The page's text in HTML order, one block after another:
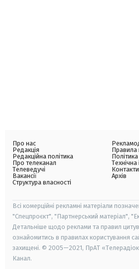
Про нас
Редакція
Редакційна політика
Про телеканал
Телеведучі
Вакансії
Структура власності
Правила
Контакти
Архів
Всі комерційні рекламні матеріали
"Спецпроєкт", "Партнерський матеріал",
Детальніше щодо реклами та правил
ознайомитись в правилах користування
захищені. © 2005—2021, ПрАТ
Канал.